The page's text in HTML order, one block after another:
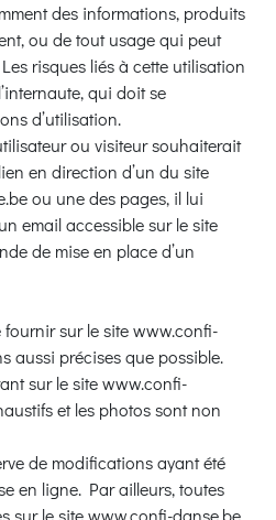
des informations, produits
ou de tout usage qui peut
risques liés à cette utilisation
qui doit se
d’utilisation.
ou visiteur souhaiterait
en direction d’un du site
ou une des pages, il lui
email accessible sur le site
de mise en place d’un
fournir sur le site www.confi-
aussi précises que possible.
sur le site www.confi-
et les photos sont non
de modifications ayant été
en ligne. Par ailleurs, toutes
sur le site www.confi-danse.be